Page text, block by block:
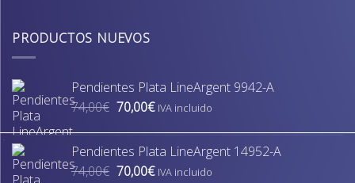
PRODUCTOS NUEVOS
Pendientes Plata LineArgent 9942-A
74,00€ El
era:
74,00€.
70,00€El
es:
70,00€.
IVA incluido
Pendientes Plata LineArgent 14952-A
74,00€ El
70,00€ElIVA incluido